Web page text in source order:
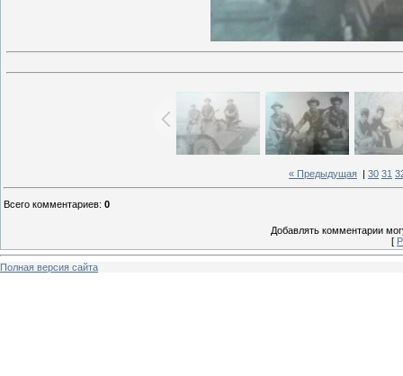
« Предыдущая 30 31
Всего комментариев: 0
Добавлять комментарии
[
Полная версия сайта